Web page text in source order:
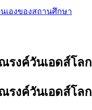
เองของสถานศึกษา
รงค์วันเอดส์โลก
รงค์วันเอดส์โลก